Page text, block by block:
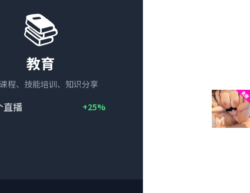
📚
教育
程、技能培训、知识分享
直播 +25%